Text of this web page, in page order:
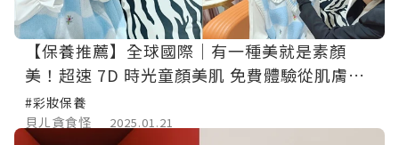
【保養推薦】全球國際｜有一種美就是素顏
美！超速 7D 時光童顏美肌 免費體驗從肌膚檢
測、清潔、修護到防護的全方位呵護！
#彩妝保養
貝ㄦ貪食怪
2025.01.21